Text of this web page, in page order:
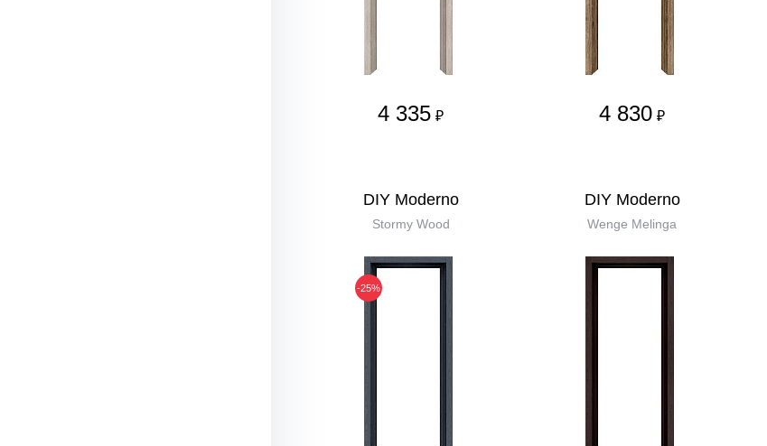
4 335 ₽ 4 830 ₽
DIY Moderno
Stormy Wood
-25%
DIY Moderno
Wenge Melinga